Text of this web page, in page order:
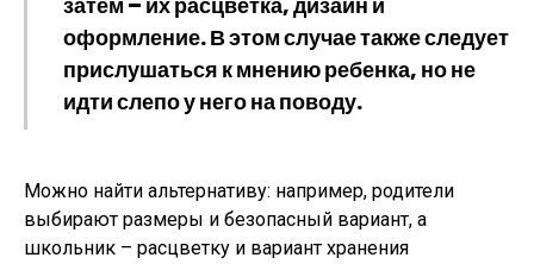
оформление. В этом случае также следует
прислушаться к мнению ребенка, но не
идти слепо у него на поводу.
Можно найти альтернативу: например, родители
выбирают размеры и безопасный вариант, а
школьник – расцветку и вариант хранения